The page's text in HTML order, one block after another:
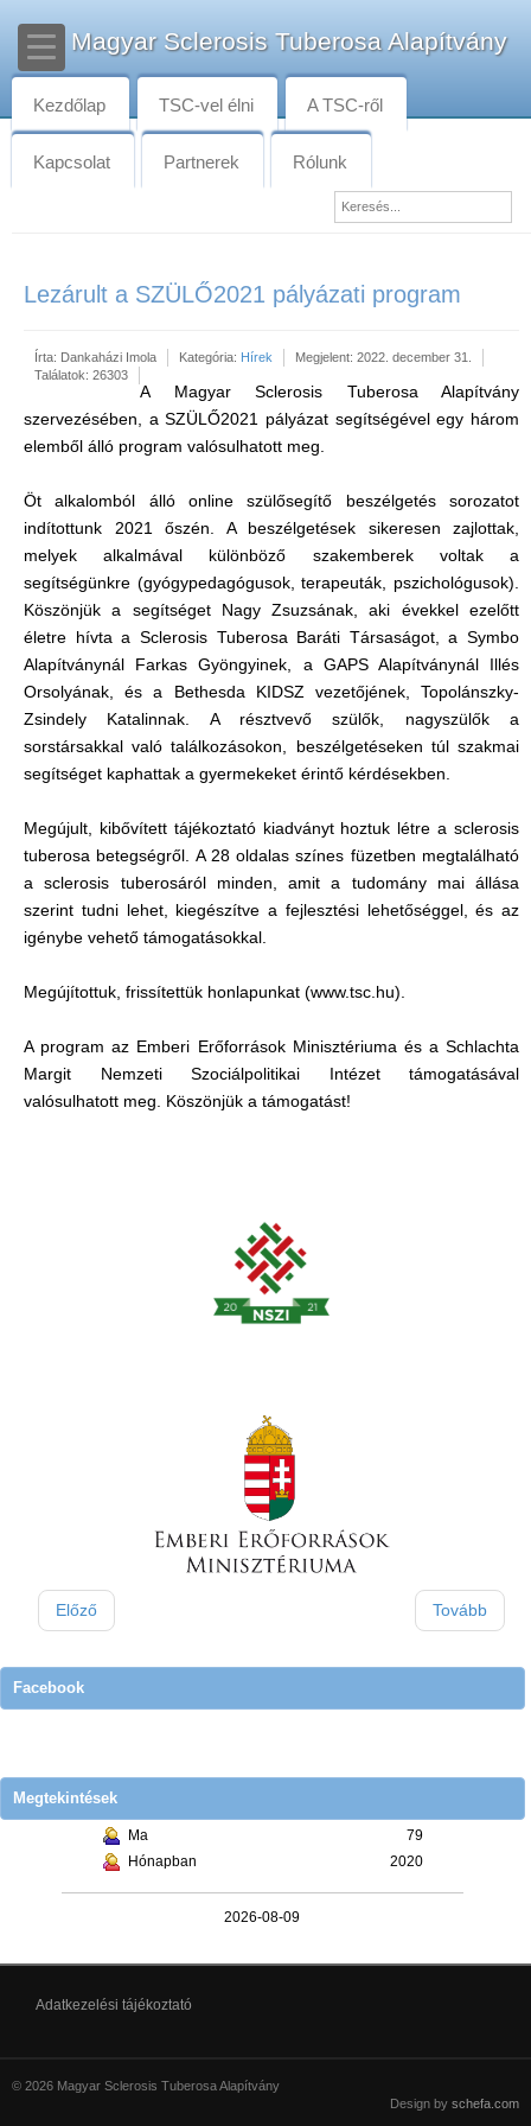
Magyar Sclerosis Tuberosa Alapítvány
Kezdőlap TSC-vel élni A TSC-ről
Kapcsolat Partnerek Rólunk
Lezárult a SZÜLŐ2021 pályázati program
Írta: Dankaházi Imola Kategória: Hírek
Megjelent: 2022. december 31.
Találatok: 26303
A Magyar Sclerosis Tuberosa Alapítvány
szervezésében, a SZÜLŐ2021 pályázat segítségével egy három
elemből álló program valósulhatott meg.
Öt alkalomból álló online szülősegítő beszélgetés sorozatot
indítottunk 2021 őszén. A beszélgetések sikeresen zajlottak,
melyek alkalmával különböző szakemberek voltak a
segítségünkre (gyógypedagógusok, terapeuták, pszichológusok).
Köszönjük a segítséget Nagy Zsuzsának, aki évekkel ezelőtt
életre hívta a Sclerosis Tuberosa Baráti Társaságot, a Symbo
Alapítványnál Farkas Gyöngyinek, a GAPS Alapítványnál Illés
Orsolyának, és a Bethesda KIDSZ vezetőjének, Topolánszky-
Zsindely Katalinnak. A résztvevő szülők, nagyszülők a
sorstársakkal való találkozásokon, beszélgetéseken túl szakmai
segítséget kaphattak a gyermekeket érintő kérdésekben.
Megújult, kibővített tájékoztató kiadványt hoztuk létre a sclerosis
tuberosa betegségről. A 28 oldalas színes füzetben megtalálható
a sclerosis tuberosáról minden, amit a tudomány mai állása
szerint tudni lehet, kiegészítve a fejlesztési lehetőséggel, és az
igénybe vehető támogatásokkal.
Megújítottuk, frissítettük honlapunkat (www.tsc.hu).
A program az Emberi Erőforrások Minisztériuma és a Schlachta
Margit Nemzeti Szociálpolitikai Intézet támogatásával
valósulhatott meg. Köszönjük a támogatást!
Előző Tovább
Facebook
Megtekintések
Ma
79
Hónapban
2020
2026-08-09
Adatkezelési tájékoztató
© 2026 Magyar Sclerosis Tuberosa Alapítvány
Design by schefa.com